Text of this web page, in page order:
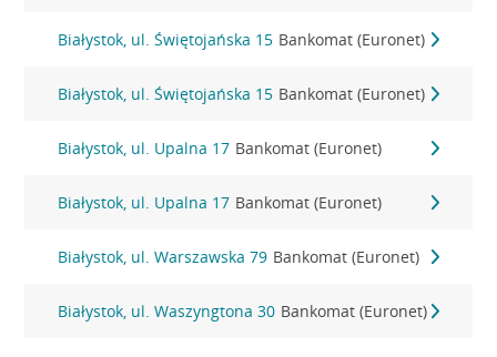
Białystok, ul. Świętojańska 15 Bankomat (Euronet)
Białystok, ul. Świętojańska 15 Bankomat (Euronet)
Białystok, ul. Upalna 17 Bankomat (Euronet)
Białystok, ul. Upalna 17 Bankomat (Euronet)
Białystok, ul. Warszawska 79 Bankomat (Euronet)
Białystok, ul. Waszyngtona 30 Bankomat (Euronet)